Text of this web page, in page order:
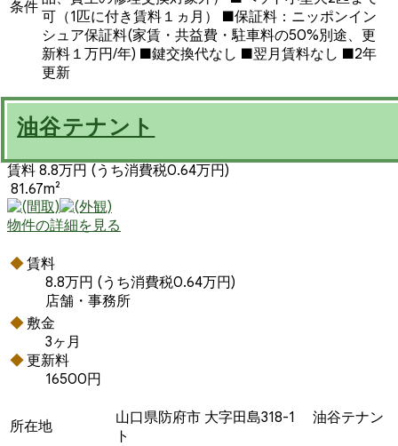
条件
可（1匹に付き賃料１ヵ月） ■保証料：ニッポンイン
シュア保証料(家賃・共益費・駐車料の50%別途、更
新料１万円/年) ■鍵交換代なし ■翌月賃料なし ■2年
更新
油谷テナント
賃料 8.8万円 (うち消費税0.64万円)
81.67m²
物件の詳細を見る
賃料
8.8万円 (うち消費税0.64万円)
店舗・事務所
敷金
3ヶ月
更新料
16500円
所在地
山口県防府市 大字田島318-1 油谷テナン
ト